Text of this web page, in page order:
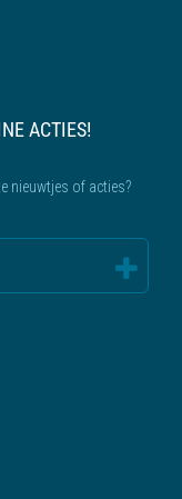
ACTIES!
nieuwtjes of acties?